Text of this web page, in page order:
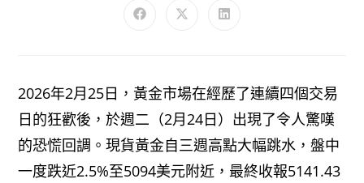
2026年2月25日，黃金市場在經歷了連續四個交易
日的狂歡後，於週二（2月24日）出現了令人驚嘆
的恐慌回調。現貨黃金自三週高點大幅跳水，盤中
一度跌近2.5%至5094美元附近，最終收報5141.43